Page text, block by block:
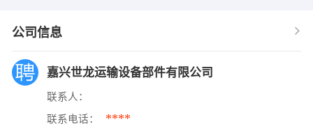
公司信息
嘉兴世龙运输设备部件有限公司
联系人：
联系电话： ****